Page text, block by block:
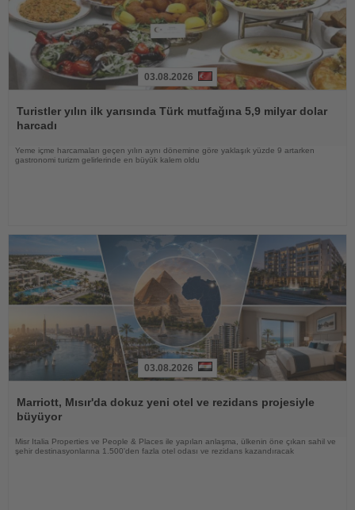
Oku
03.08.2026
Turistler yılın ilk yarısında Türk mutfağına 5,9 milyar dolar
harcadı
Yeme içme harcamaları geçen yılın aynı dönemine göre yaklaşık yüzde 9 artarken
gastronomi turizm gelirlerinde en büyük kalem oldu
Oku
03.08.2026
Marriott, Mısır'da dokuz yeni otel ve rezidans projesiyle
büyüyor
Misr Italia Properties ve People & Places ile yapılan anlaşma, ülkenin öne çıkan sahil ve
şehir destinasyonlarına 1.500'den fazla otel odası ve rezidans kazandıracak